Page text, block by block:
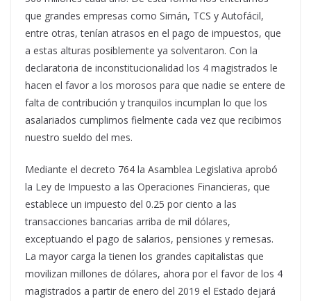
que grandes empresas como Simán, TCS y Autofácil,
entre otras, tenían atrasos en el pago de impuestos, que
a estas alturas posiblemente ya solventaron. Con la
declaratoria de inconstitucionalidad los 4 magistrados le
hacen el favor a los morosos para que nadie se entere de
falta de contribución y tranquilos incumplan lo que los
asalariados cumplimos fielmente cada vez que recibimos
nuestro sueldo del mes.
Mediante el decreto 764 la Asamblea Legislativa aprobó
la Ley de Impuesto a las Operaciones Financieras, que
establece un impuesto del 0.25 por ciento a las
transacciones bancarias arriba de mil dólares,
exceptuando el pago de salarios, pensiones y remesas.
La mayor carga la tienen los grandes capitalistas que
movilizan millones de dólares, ahora por el favor de los 4
magistrados a partir de enero del 2019 el Estado dejará